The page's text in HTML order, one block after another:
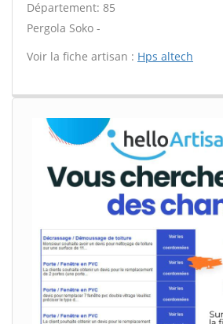
Département: 85
Pergola Soko -
Voir la fiche artisan : Hps altech